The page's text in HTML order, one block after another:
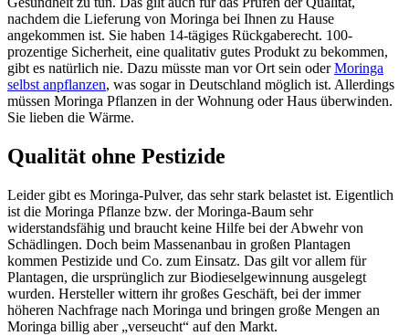
nachdem die Lieferung von Moringa bei Ihnen zu Hause
angekommen ist. Sie haben 14-tägiges Rückgaberecht. 100-
prozentige Sicherheit, eine qualitativ gutes Produkt zu bekommen,
gibt es natürlich nie. Dazu müsste man vor Ort sein oderMoringa
selbst anpflanzen, was sogar in Deutschland möglich ist. Allerdings
müssen Moringa Pflanzen in der Wohnung oder Haus überwinden.
Sie lieben die Wärme.
Qualität ohne Pestizide
Leider gibt es Moringa-Pulver, das sehr stark belastet ist. Eigentlich
ist die Moringa Pflanze bzw. der Moringa-Baum sehr
widerstandsfähig und braucht keine Hilfe bei der Abwehr von
Schädlingen. Doch beim Massenanbau in großen Plantagen
kommen Pestizide und Co. zum Einsatz. Das gilt vor allem für
Plantagen, die ursprünglich zur Biodieselgewinnung ausgelegt
wurden. Hersteller wittern ihr großes Geschäft, bei der immer
höheren Nachfrage nach Moringa und bringen große Mengen an
Moringa billig aber „verseucht“ auf den Markt.